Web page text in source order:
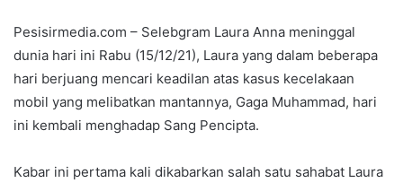
Pesisirmedia.com – Selebgram Laura Anna meninggal
dunia hari ini Rabu (15/12/21), Laura yang dalam beberapa
hari berjuang mencari keadilan atas kasus kecelakaan
mobil yang melibatkan mantannya, Gaga Muhammad, hari
ini kembali menghadap Sang Pencipta.
Kabar ini pertama kali dikabarkan salah satu sahabat Laura